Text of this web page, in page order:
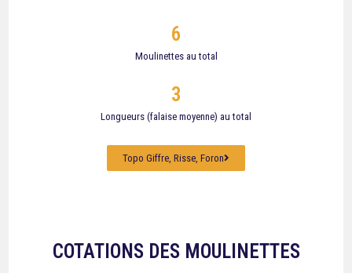
Moulinettes au total
6
Longueurs (falaise moyenne) au total
3
Topo Giffre, Risse, Foron
COTATIONS DES MOULINETTES